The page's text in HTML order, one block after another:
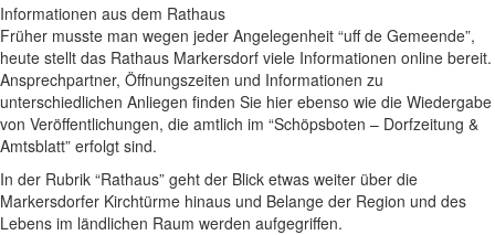
Informationen aus dem Rathaus
Früher musste man wegen jeder Angelegenheit “uff de Gemeende”,
heute stellt das Rathaus Markersdorf viele Informationen online bereit.
Ansprechpartner, Öffnungszeiten und Informationen zu
unterschiedlichen Anliegen finden Sie hier ebenso wie die Wiedergabe
von Veröffentlichungen, die amtlich im “Schöpsboten – Dorfzeitung &
Amtsblatt” erfolgt sind.
In der Rubrik “Rathaus” geht der Blick etwas weiter über die
Markersdorfer Kirchtürme hinaus und Belange der Region und des
Lebens im ländlichen Raum werden aufgegriffen.